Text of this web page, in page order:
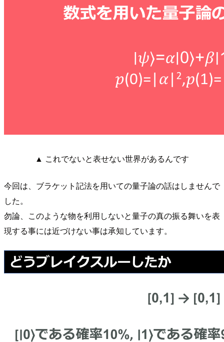
▲ これでないと表せない世界があるんです
今回は、ブラケット記法を用いての量子論の話はしませんで
した。
勿論、このような物を利用しないと量子の真の振る舞いを表
現する事には近づけない事は承知しています。